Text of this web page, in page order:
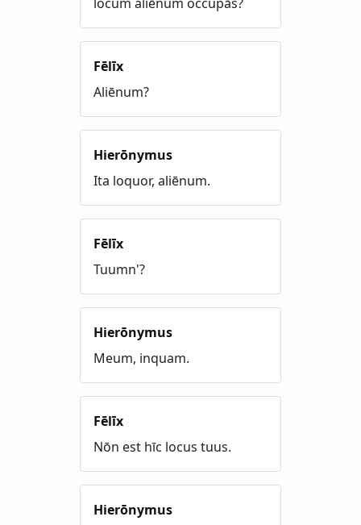
Fēlīx
Aliēnum?
Hierōnymus
Ita loquor, aliēnum.
Fēlīx
Tuumn'?
Hierōnymus
Meum, inquam.
Fēlīx
Nōn est hīc locus tuus.
Hierōnymus